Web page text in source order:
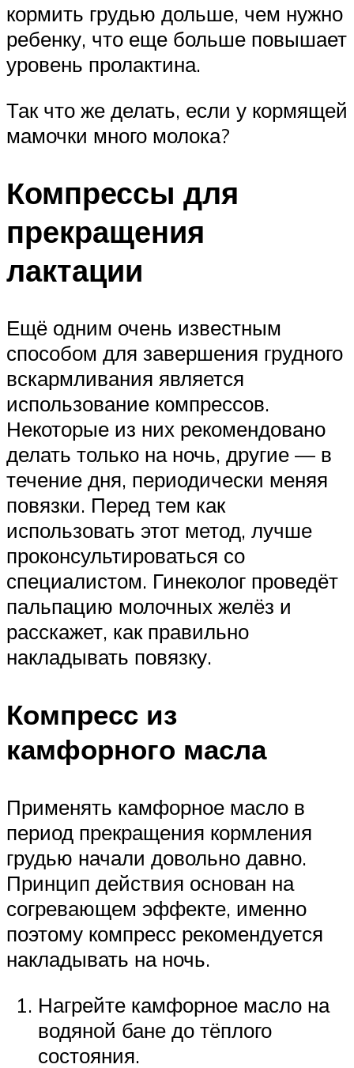
кормить грудью дольше, чем нужно
ребенку, что еще больше повышает
уровень пролактина.
Так что же делать, если у кормящей
мамочки много молока?
Компрессы для
прекращения
лактации
Ещё одним очень известным
способом для завершения грудного
вскармливания является
использование компрессов.
Некоторые из них рекомендовано
делать только на ночь, другие — в
течение дня, периодически меняя
повязки. Перед тем как
использовать этот метод, лучше
проконсультироваться со
специалистом. Гинеколог проведёт
пальпацию молочных желёз и
расскажет, как правильно
накладывать повязку.
Компресс из
камфорного масла
Применять камфорное масло в
период прекращения кормления
грудью начали довольно давно.
Принцип действия основан на
согревающем эффекте, именно
поэтому компресс рекомендуется
накладывать на ночь.
Нагрейте камфорное масло на
водяной бане до тёплого
состояния.